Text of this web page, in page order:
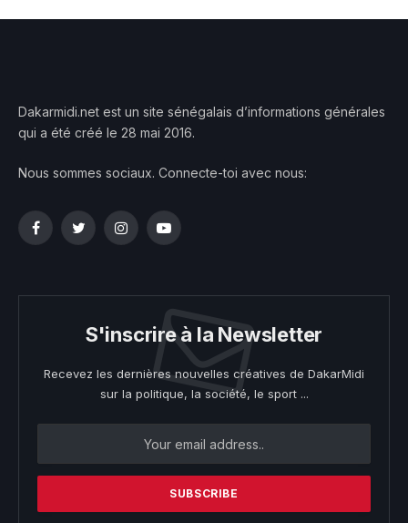
Dakarmidi.net est un site sénégalais d’informations générales
qui a été créé le 28 mai 2016.
Nous sommes sociaux. Connecte-toi avec nous:
FacebookTwitterInstagramYouTube
S'inscrire à la Newsletter
Recevez les dernières nouvelles créatives de DakarMidi
sur la politique, la société, le sport ...